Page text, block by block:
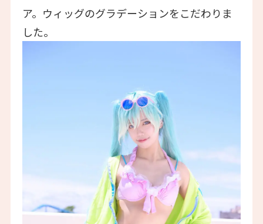
ア。ウィッグのグラデーションをこだわりま
した。